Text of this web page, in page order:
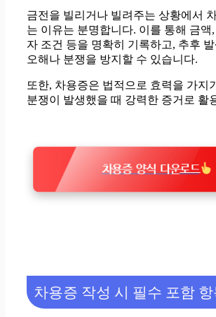
금전을 빌리거나 빌려주는 상황에서
는 이유는 분명합니다. 이를 통해 금액,
자 조건 등을 명확히 기록하고, 추후
오해나 분쟁을 방지할 수 있습니다.
또한, 차용증은 법적으로 효력을 가지
분쟁이 발생했을 때 강력한 증거로 활
차용증 양식 다운로드
차용증 작성 시 필수 포함 항